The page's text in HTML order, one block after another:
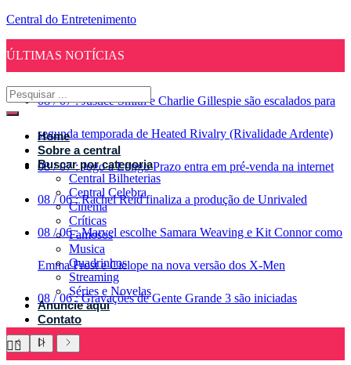
Central do Entretenimento
ÚLTIMAS NOTÍCIAS
08 / 07 : Justice Smith e Charlie Gillespie são escalados para
segunda temporada de Heated Rivalry (Rivalidade Ardente)
08 / 07 : Jogo a Longo Prazo entra em pré-venda na internet
08 / 06 : Rachel Reid finaliza a produção de Unrivaled
08 / 06 : Marvel escolhe Samara Weaving e Kit Connor como
Emma Frost e Ciclope na nova versão dos X-Men
08 / 06 : Gravações de Gente Grande 3 são iniciadas
Home
Sobre a central
Buscar por categoria
Central Bilheterias
Central Celebra
Cinema
Críticas
Famosos
Musica
Quadrinhos
Streaming
Séries e Novelas
Anuncie aqui
Contato